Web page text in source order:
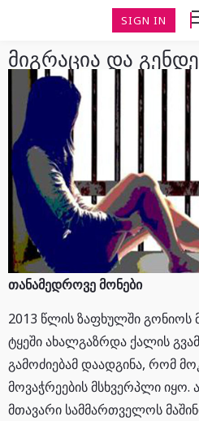
SIGN IN
მიგრაცია და
თანამედროვე მონები
2013 წლის ზაფხულში გონიოს
ტყეში ახალგაზრდა ქალის
გამოძიებამ დაადგინა, რომ
მოვაჭრეების მსხვერპლი იყო.
მთავარი სამმართველოს